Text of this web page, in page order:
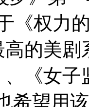
《权力
高的美
、《女
希望用